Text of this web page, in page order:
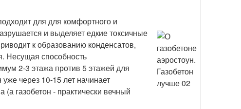
для для комфортного и
и выделяет едкие токсичные
к образованию конденсатов,
Несущая способность
2-3 этажа против 5 этажей для
через 10-15 лет начинает
(а газобетон - практически вечный